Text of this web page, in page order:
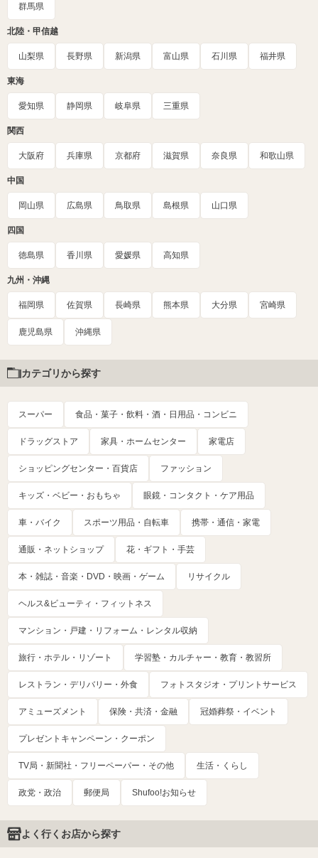
群馬県
北陸・甲信越
山梨県 長野県 新潟県 富山県 石川県 福井県
東海
愛知県 静岡県 岐阜県 三重県
関西
大阪府 兵庫県 京都府 滋賀県 奈良県 和歌山県
中国
岡山県 広島県 鳥取県 島根県 山口県
四国
徳島県 香川県 愛媛県 高知県
九州・沖縄
福岡県 佐賀県 長崎県 熊本県 大分県 宮崎県
鹿児島県 沖縄県
カテゴリから探す
スーパー 食品・菓子・飲料・酒・日用品・コンビニ
ドラッグストア 家具・ホームセンター 家電店
ショッピングセンター・百貨店 ファッション
キッズ・ベビー・おもちゃ 眼鏡・コンタクト・ケア用品
車・バイク スポーツ用品・自転車 携帯・通信・家電
通販・ネットショップ 花・ギフト・手芸
本・雑誌・音楽・DVD・映画・ゲーム リサイクル
ヘルス&ビューティ・フィットネス
マンション・戸建・リフォーム・レンタル収納
旅行・ホテル・リゾート 学習塾・カルチャー・教育・教習所
レストラン・デリバリー・外食 フォトスタジオ・プリントサービス
アミューズメント 保険・共済・金融 冠婚葬祭・イベント
プレゼントキャンペーン・クーポン
TV局・新聞社・フリーペーパー・その他 生活・くらし
政党・政治 郵便局 Shufoo!お知らせ
よく行くお店から探す